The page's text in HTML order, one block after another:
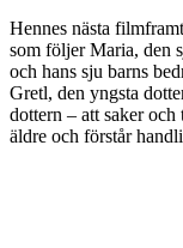
Hennes nästa
som följer Maria, den
och hans sju barns
Gretl, den yngsta
dottern – att saker
äldre och förstår